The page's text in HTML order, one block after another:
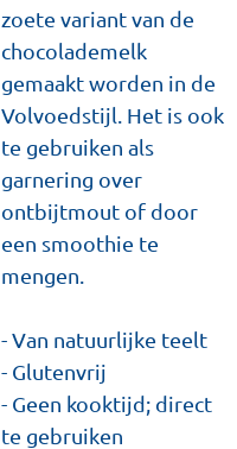
zoete variant van de
chocolademelk
gemaakt worden in de
Volvoedstijl. Het is ook
te gebruiken als
garnering over
ontbijtmout of door
een smoothie te
mengen.
- Van natuurlijke teelt
- Glutenvrij
- Geen kooktijd; direct
te gebruiken